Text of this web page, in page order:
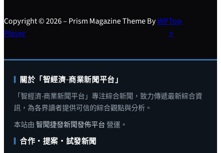
Copyright © 2026 – Prism Magazine Theme ByWP
Plover
Top
↑
關於「智經濟-商業新聞平台」
「智經濟-商業新聞平台」專注綜合新聞，致力傳遞最新綜合資
訊，為各界讀者提供可信的綜合觀點與分析。
本站由 智聞捷發新聞發佈平台 營運。
合作・提案・試發新聞